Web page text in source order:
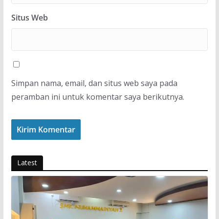
Situs Web
Simpan nama, email, dan situs web saya pada
peramban ini untuk komentar saya berikutnya.
Latest